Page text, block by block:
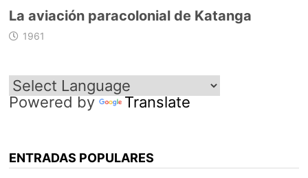
La aviación paracolonial de Katanga
1961
Powered by Translate
ENTRADAS POPULARES